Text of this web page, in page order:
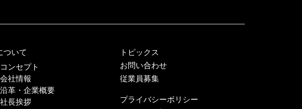
ついて
コンセプト
会社情報
沿革・企業概要
社長挨拶
トピックス
お問い合わせ
従業員募集
プライバシーボリシー